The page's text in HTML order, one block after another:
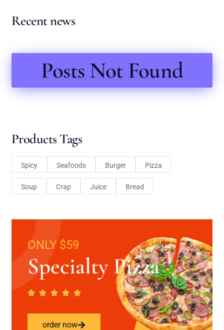
Recent news
Posts Not Found
Products Tags
Spicy Seafoods Burger Pizza
Soup Crap Juice Bread
ONLY $59
Specialty Pizza
order now